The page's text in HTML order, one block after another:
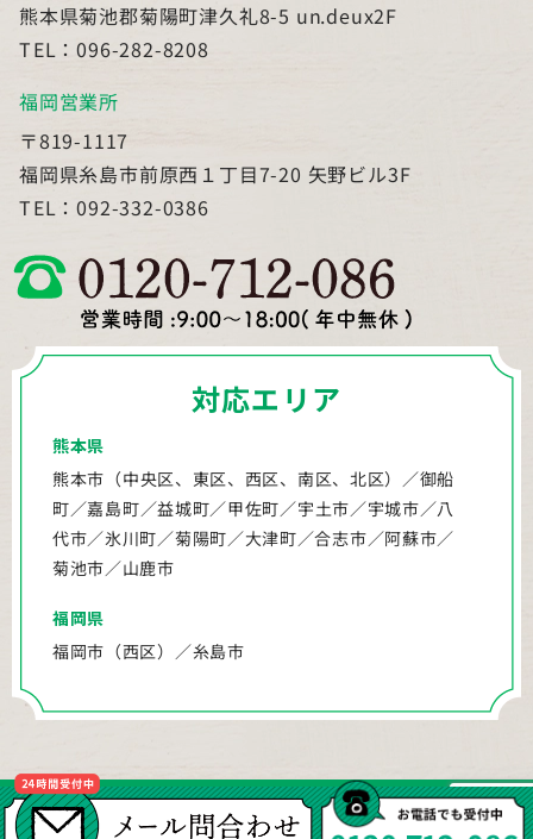
熊本県菊池郡菊陽町津久礼8-5 un.deux2F
TEL：096-282-8208
福岡営業所
〒819-1117
福岡県糸島市前原西１丁目7-20 矢野ビル3F
TEL：092-332-0386
対応エリア
熊本県
熊本市（中央区、東区、西区、南区、北区）／御船
町／嘉島町／益城町／甲佐町／宇土市／宇城市／八
代市／氷川町／菊陽町／大津町／合志市／阿蘇市／
菊池市／山鹿市
福岡県
福岡市（西区）／糸島市